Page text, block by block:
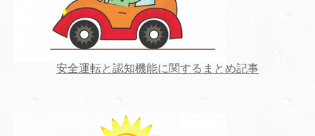
安全運転と認知機能に関するまとめ記事